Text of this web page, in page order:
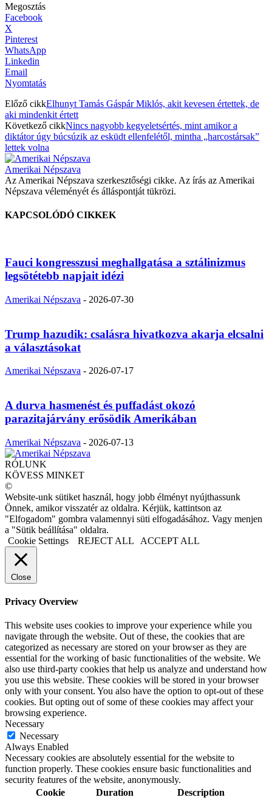
Megosztás
Facebook
X
Pinterest
WhatsApp
Linkedin
Email
Nyomtatás
Előző cikkElhunyt Tamás Gáspár Miklós, akit kevesen értettek, de
aki mindenkit értett
Következő cikkNincs nagyobb kegyeletsértés, mint amikor a
diktátor úgy búcsúzik az esküdt ellenfelétől, mintha „harcostársak”
lettek volna
Amerikai Népszava
Az Amerikai Népszava szerkesztőségi cikke. Az írás az Amerikai
Népszava véleményét és álláspontját tükrözi.
KAPCSOLÓDÓ CIKKEK
Fauci kongresszusi meghallgatása a sztálinizmus
legsötétebb napjait idézi
Amerikai Népszava - 2026-07-30
Trump hazudik: csalásra hivatkozva akarja elcsalni
a választásokat
Amerikai Népszava - 2026-07-17
A durva hasmenést és puffadást okozó
parazitajárvány erősödik Amerikában
Amerikai Népszava - 2026-07-13
RÓLUNK
KÖVESS MINKET
©
Website-unk sütiket használ, hogy jobb élményt nyújthassunk
Önnek, amikor visszatér az oldalra. Kérjük, kattintson az
"Elfogadom" gombra valamennyi süti elfogadásához. Vagy menjen
a "Sütik beállítása" oldalra.
Cookie Settings
REJECT ALL ACCEPT ALL
Close
Privacy Overview
This website uses cookies to improve your experience while you
navigate through the website. Out of these, the cookies that are
categorized as necessary are stored on your browser as they are
essential for the working of basic functionalities of the website. We
also use third-party cookies that help us analyze and understand how
you use this website. These cookies will be stored in your browser
only with your consent. You also have the option to opt-out of these
cookies. But opting out of some of these cookies may affect your
browsing experience.
Necessary
Necessary
Always Enabled
Necessary cookies are absolutely essential for the website to
function properly. These cookies ensure basic functionalities and
security features of the website, anonymously.
Cookie
Duration Description